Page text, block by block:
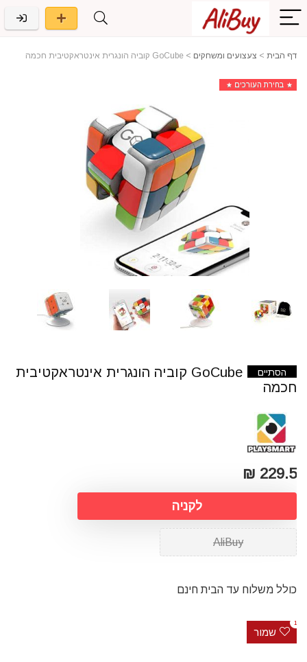
דף הבית > צעצועים ומשחקים > GoCube קוביה הונגרית אינטראקטיבית חכמה
בחירת העורכים
הסתיים
GoCube קוביה הונגרית אינטראקטיבית
חכמה
229.5 ₪
לקניה
AliBuy
כולל משלוח עד הבית חינם
שמור
1